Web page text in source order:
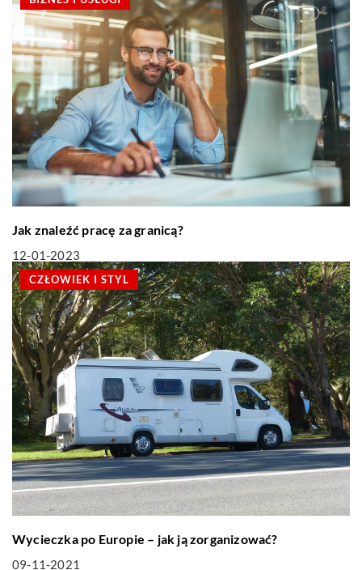
Jak znaleźć pracę za granicą?
12-01-2023
CZŁOWIEK I STYL
Wycieczka po Europie – jak ją zorganizować?
09-11-2021